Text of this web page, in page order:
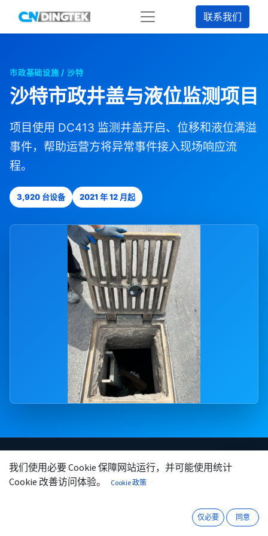
联系我们
市政基础设施 / 沙特
沙特市政井盖与液位监测项目
项目使用 DC413 监测井盖开启、位移和液位满溢
事件，帮助运营方将异常事件接入现场响应流
程。
3,920 台设备 2021 年 12 月起
我们使用必要 Cookie 保障网站运行，并可能使用统计
Cookie 改善访问体验。
Cookie 政策
仅必要 同意